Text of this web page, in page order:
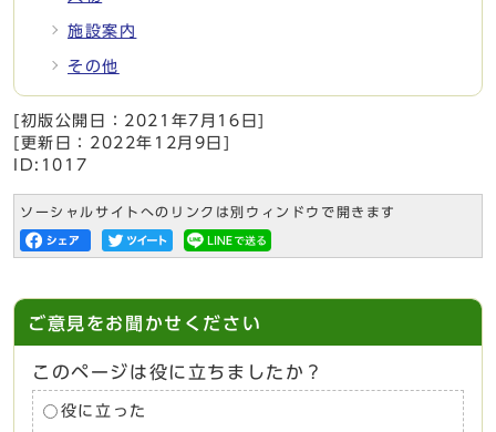
施設案内
その他
[初版公開日： 2021年7月16日]
[更新日： 2022年12月9日 ]
ID:1017
ソーシャルサイトへのリンクは別ウィンドウで開きます
ご意見をお聞かせください
このページは役に立ちましたか？
役に立った